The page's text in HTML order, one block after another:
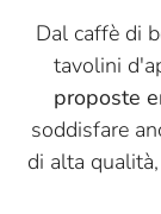
Dal caffè di
tavolini
proposte
soddisfare
di alta